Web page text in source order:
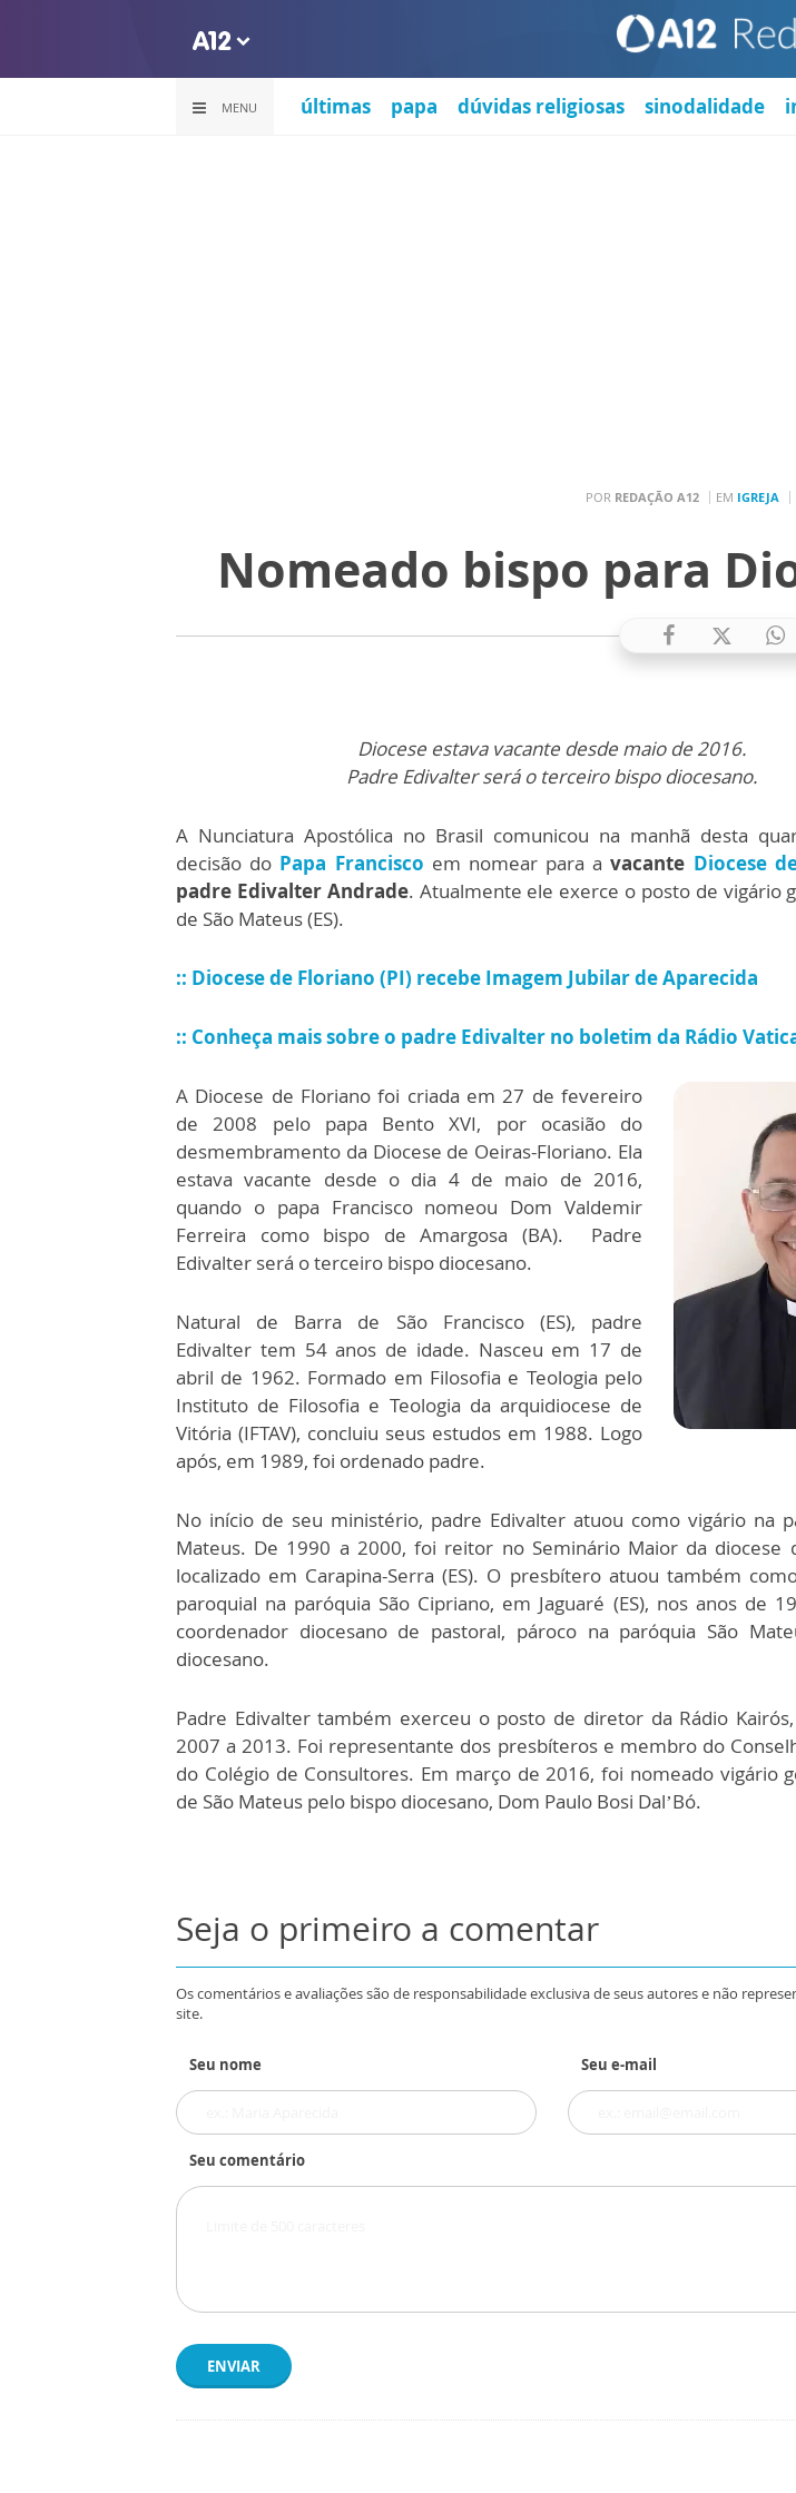
MENU últimas papa dúvidas religiosas sinodalidade
POR REDAÇÃO A12 EM IGREJA
Nomeado bispo para
Diocese estava vacante desde maio de 2016.
Padre Edivalter será o terceiro bispo diocesano.
A Nunciatura Apostólica no Brasil comunicou na manhã desta
decisão do Papa Francisco em nomear para avacante Diocese
padre Edivalter Andrade. Atualmente ele exerce o posto de vigário
de São Mateus (ES).
:: Diocese de Floriano (PI) recebe Imagem Jubilar de Aparecida
:: Conheça mais sobre o padre Edivalter no boletim da Rádio
A Diocese de Floriano foi criada em 27 de fevereiro
de 2008 pelo papa Bento XVI, por ocasião do
desmembramento da Diocese de Oeiras-Floriano. Ela
estava vacante desde o dia 4 de maio de 2016,
quando o papa Francisco nomeou Dom Valdemir
Ferreira como bispo de Amargosa (BA). Padre
Edivalter será o terceiro bispo diocesano.
Natural de Barra de São Francisco (ES), padre
Edivalter tem 54 anos de idade. Nasceu em 17 de
abril de 1962. Formado em Filosofia e Teologia pelo
Instituto de Filosofia e Teologia da arquidiocese de
Vitória (IFTAV), concluiu seus estudos em 1988. Logo
após, em 1989, foi ordenado padre.
No início de seu ministério, padre Edivalter atuou como vigário na
Mateus. De 1990 a 2000, foi reitor no Seminário Maior da diocese
localizado em Carapina-Serra (ES). O presbítero atuou também
paroquial na paróquia São Cipriano, em Jaguaré (ES), nos anos de
coordenador diocesano de pastoral, pároco na paróquia São
diocesano.
Padre Edivalter também exerceu o posto de diretor da Rádio
2007 a 2013. Foi representante dos presbíteros e membro do
do Colégio de Consultores. Em março de 2016, foi nomeado vigário
de São Mateus pelo bispo diocesano, Dom Paulo Bosi Dal’Bó.
Seja o primeiro a comentar
Os comentários e avaliações são de responsabilidade exclusiva de seus autores e não
site.
Seu nome Seu e-mail
Seu comentário
ENVIAR